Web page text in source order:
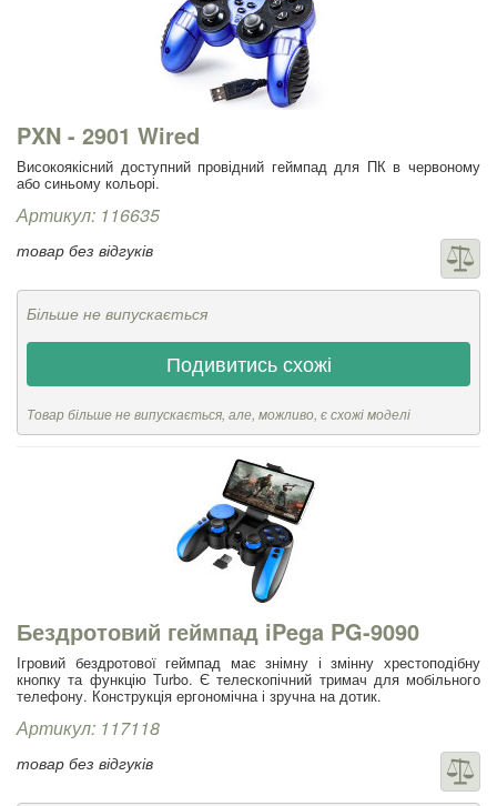
PXN - 2901 Wired
Високоякісний доступний провідний геймпад для ПК в червоному
або синьому кольорі.
Артикул: 116635
товар без відгуків
Більше не випускається
Подивитись схожі
Товар більше не випускається, але, можливо, є схожі моделі
Бездротовий геймпад iPega PG-9090
Ігровий бездротової геймпад має знімну і змінну хрестоподібну
кнопку та функцію Turbo. Є телескопічний тримач для мобільного
телефону. Конструкція ергономічна і зручна на дотик.
Артикул: 117118
товар без відгуків